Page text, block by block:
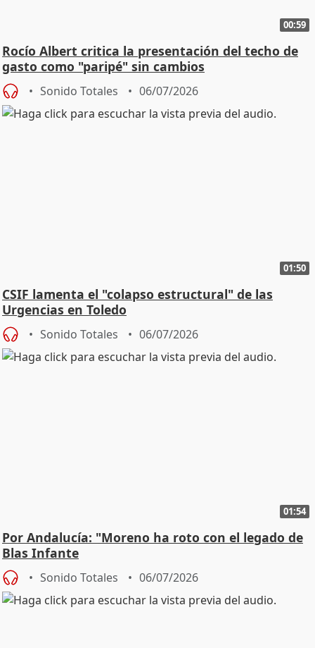
00:59
Rocío Albert critica la presentación del techo de
gasto como "paripé" sin cambios
Sonido Totales 06/07/2026
01:50
CSIF lamenta el "colapso estructural" de las
Urgencias en Toledo
Sonido Totales 06/07/2026
01:54
Por Andalucía: "Moreno ha roto con el legado de
Blas Infante
Sonido Totales 06/07/2026